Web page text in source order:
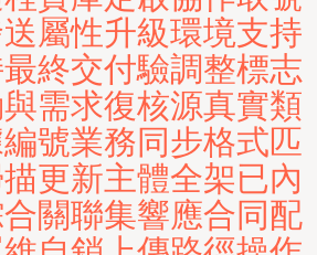
屬性升級環境支持
終交付驗調整標志
需求復核源真實類
號業務同步格式匹
更新主體全架已內
關聯集響應合同配